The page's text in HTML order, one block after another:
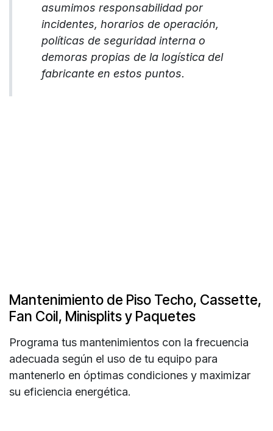
asumimos responsabilidad por
incidentes, horarios de operación,
políticas de seguridad interna o
demoras propias de la logística del
fabricante en estos puntos.
Mantenimiento de Piso Techo, Cassette,
Fan Coil, Minisplits y Paquetes
Programa tus mantenimientos con la frecuencia
adecuada según el uso de tu equipo para
mantenerlo en óptimas condiciones y maximizar
su eficiencia energética.